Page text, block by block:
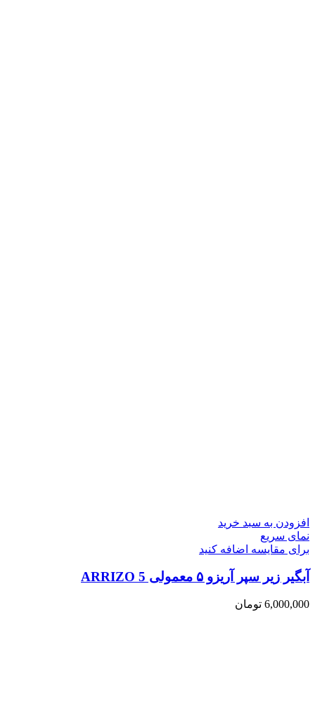
افزودن به سبد خرید
نمای سریع
برای مقایسه اضافه کنید
آبگیر زیر سپر آریزو ۵ معمولی ARRIZO 5
6,000,000 تومان